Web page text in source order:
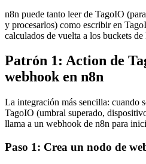
n8n puede tanto leer de TagoIO
y procesarlos) como escribir en
calculados de vuelta a los buckets
Patrón 1: Action de
webhook en n8n
La integración más sencilla: cuando
TagoIO (umbral superado,
llama a un webhook de n8n para
Paso 1: Crea un nodo de